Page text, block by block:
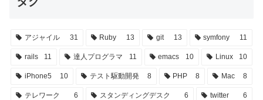
アジャイル 31 Ruby 13 git 13 symfony 11
rails 11 達人プログラマ 11 emacs 10 Linux 10
iPhone5 10 テスト駆動開発 8 PHP 8 Mac 8
テレワーク 6 スタンディングデスク 6 twitter 6